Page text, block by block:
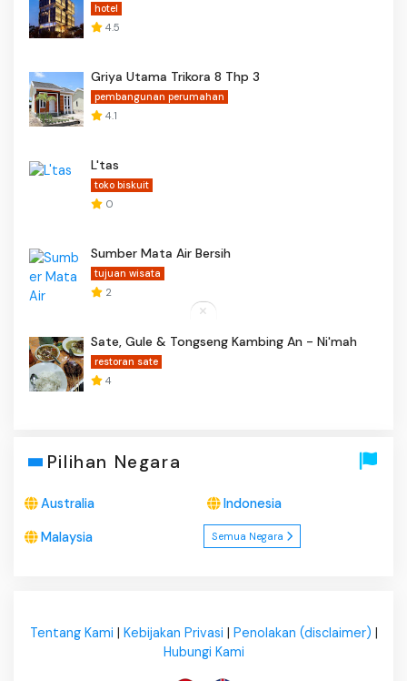
hotel
4.5
Griya Utama Trikora 8 Thp 3
pembangunan perumahan
4.1
L'tas
toko biskuit
0
Sumber Mata Air Bersih
tujuan wisata
2
Sate, Gule & Tongseng Kambing An - Ni'mah
restoran sate
4
Pilihan Negara
Australia Indonesia
Malaysia Semua Negara
Tentang Kami Kebijakan Privasi Penolakan (disclaimer)
Hubungi Kami